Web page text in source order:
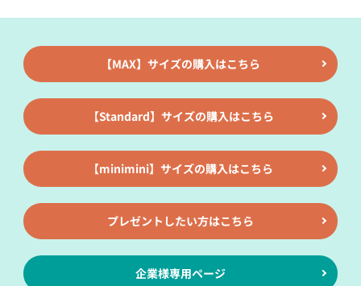
【MAX】サイズの購入はこちら
【Standard】サイズの購入はこちら
【minimini】サイズの購入はこちら
プレゼントしたい方はこちら
企業様専用ページ